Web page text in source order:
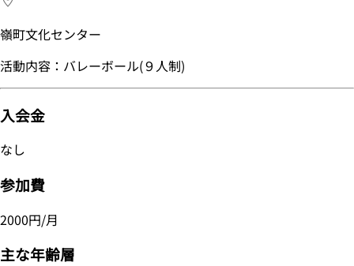
嶺町文化センター
活動内容：バレーボール(９人制)
入会金
なし
参加費
2000円/月
主な年齢層